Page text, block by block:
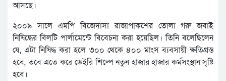
আসছে।
২০০৯ সালে এমপি বিজেদাসা রাজাপাকশের তোলা গরু জবাই
নিষিদ্ধের বিলটি পার্লামেন্টে বিবেচনা করা হয়েছিল। তিনি বলেছিলেন
যে, এটা নিষিদ্ধ করা হলে ৩০০ থেকে ৪০০ মাংস ব্যবসায়ী ক্ষতিগ্রস্ত
হবে, তবে এতে করে ডেইরি শিল্পে নতুন হাজার হাজার কর্মসংস্থান সৃষ্টি
হবে।